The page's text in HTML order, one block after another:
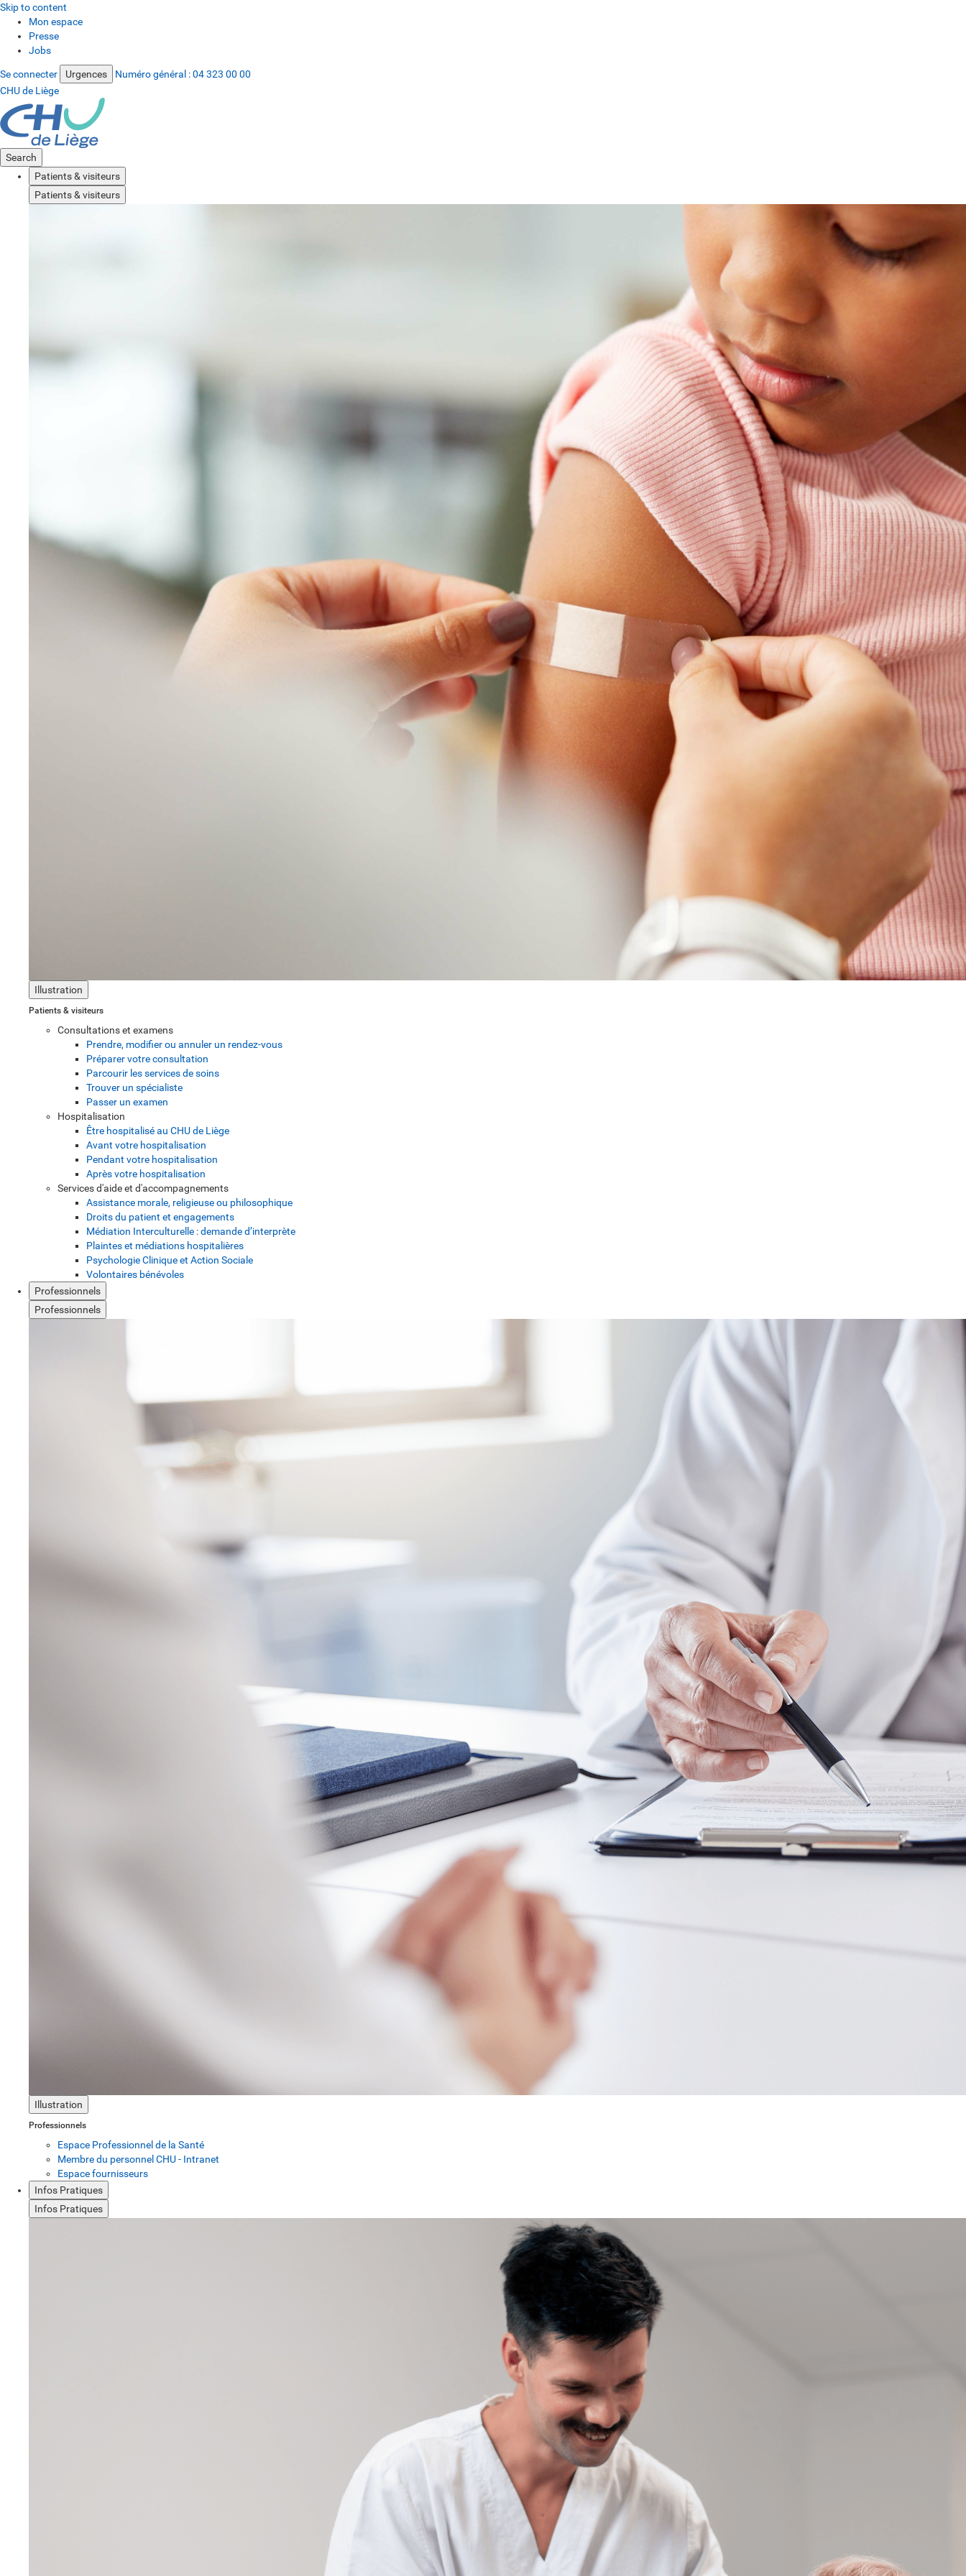
Skip to content
Mon espace
Presse
Jobs
Se connecter Urgences Numéro général :04 323 00 00
CHU de Liège
Search
Patients & visiteurs
Patients & visiteurs
Illustration
Patients & visiteurs
Consultations et examens
Prendre, modifier ou annuler un rendez-vous
Préparer votre consultation
Parcourir les services de soins
Trouver un spécialiste
Passer un examen
Hospitalisation
Être hospitalisé au CHU de Liège
Avant votre hospitalisation
Pendant votre hospitalisation
Après votre hospitalisation
Services d'aide et d'accompagnements
Assistance morale, religieuse ou philosophique
Droits du patient et engagements
Médiation Interculturelle : demande d’interprète
Plaintes et médiations hospitalières
Psychologie Clinique et Action Sociale
Volontaires bénévoles
Professionnels
Professionnels
Illustration
Professionnels
Espace Professionnel de la Santé
Membre du personnel CHU - Intranet
Espace fournisseurs
Infos Pratiques
Infos Pratiques